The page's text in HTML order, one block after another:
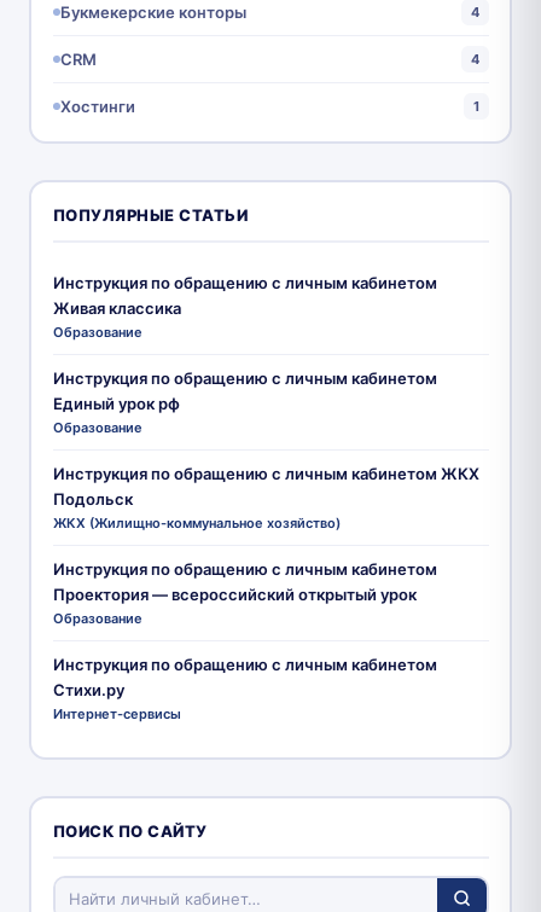
Букмекерские конторы 4
CRM 4
Хостинги 1
ПОПУЛЯРНЫЕ СТАТЬИ
Инструкция по обращению с личным кабинетом
Живая классика
Образование
Инструкция по обращению с личным кабинетом
Единый урок рф
Образование
Инструкция по обращению с личным кабинетом ЖКХ
Подольск
ЖКХ (Жилищно-коммунальное хозяйство)
Инструкция по обращению с личным кабинетом
Проектория — всероссийский открытый урок
Образование
Инструкция по обращению с личным кабинетом
Стихи.ру
Интернет-сервисы
ПОИСК ПО САЙТУ